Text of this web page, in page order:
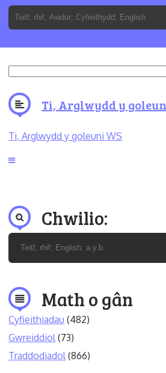
Ti, Arglwydd y
Ti, Arglwydd y goleuni WS
Chwilio:
Math o gân
Cyfieithiadau (482)
Gwreiddiol (73)
Traddodiadol (866)